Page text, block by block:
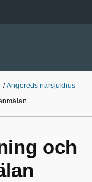
/Angereds närsjukhus
och